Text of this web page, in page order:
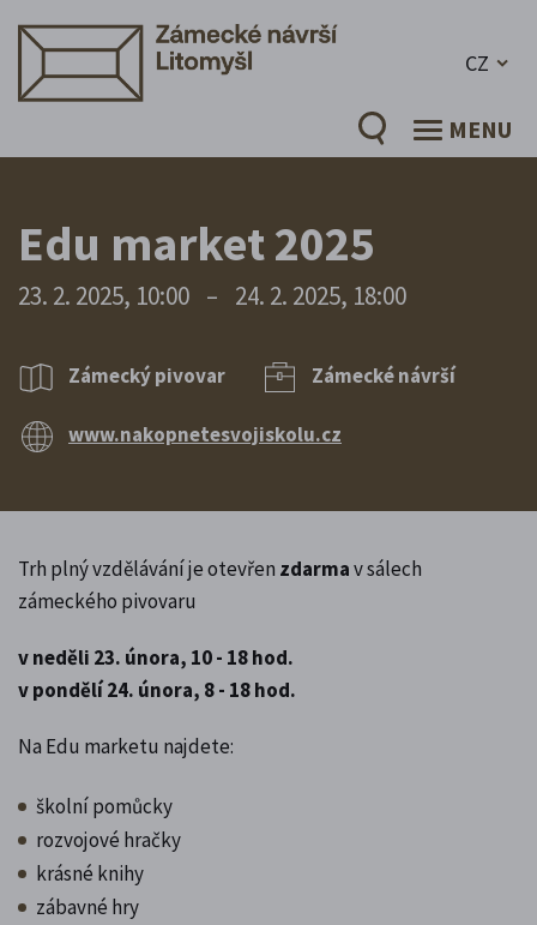
CZ
MENU
Edu market 2025
23. 2. 2025, 10:00 – 24. 2. 2025, 18:00
Zámecký pivovar Zámecké návrší
www.nakopnetesvojiskolu.cz
Trh plný vzdělávání je otevřen zdarmav sálech
zámeckého pivovaru
v neděli 23. února, 10 - 18 hod.
v pondělí 24. února, 8 - 18 hod.
Na Edu marketu najdete:
školní pomůcky
rozvojové hračky
krásné knihy
zábavné hry